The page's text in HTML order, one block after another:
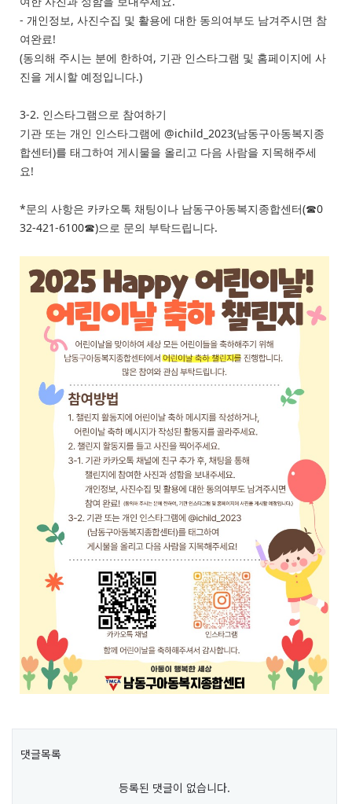
- 개인정보, 사진수집 및 활용에 대한 동의여부도 남겨주시면 참
여완료!
(동의해 주시는 분에 한하여, 기관 인스타그램 및 홈페이지에 사
진을 게시할 예정입니다.)
3-2. 인스타그램으로 참여하기
기관 또는 개인 인스타그램에 @ichild_2023(남동구아동복지종
합센터)를 태그하여 게시물을 올리고 다음 사람을 지목해주세
요!
*문의 사항은 카카오톡 채팅이나 남동구아동복지종합센터(☎0
32-421-6100☎)으로 문의 부탁드립니다.
댓글목록
등록된 댓글이 없습니다.